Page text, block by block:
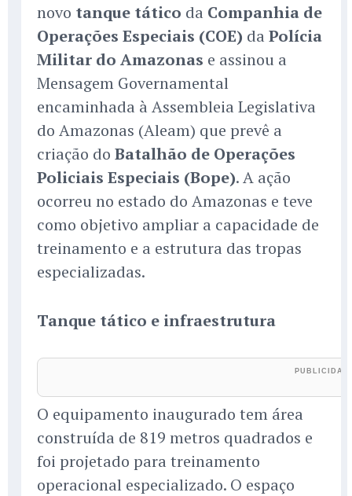
novo tanque tático da Companhia de
Operações Especiais (COE) da Polícia
Militar do Amazonas e assinou a
Mensagem Governamental
encaminhada à Assembleia Legislativa
do Amazonas (Aleam) que prevê a
criação do Batalhão de Operações
Policiais Especiais (Bope). A ação
ocorreu no estado do Amazonas e teve
como objetivo ampliar a capacidade de
treinamento e a estrutura das tropas
especializadas.
Tanque tático e infraestrutura
O equipamento inaugurado tem área
construída de 819 metros quadrados e
foi projetado para treinamento
operacional especializado. O espaço